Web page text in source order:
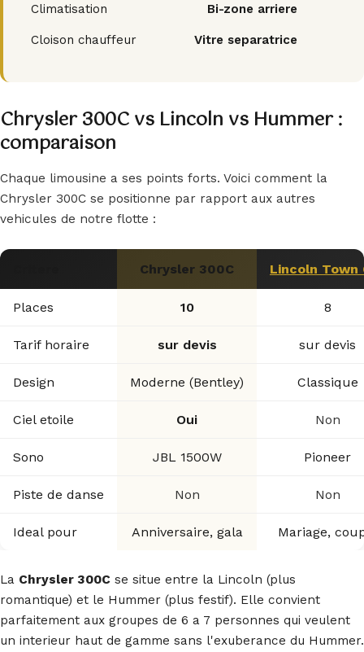
Climatisation Bi-zone arriere
Cloison chauffeur Vitre separatrice
Chrysler 300C vs Lincoln vs Hummer :
comparaison
Chaque limousine a ses points forts. Voici comment la
Chrysler 300C se positionne par rapport aux autres
vehicules de notre flotte :
Chrysler 300C Lincoln Town
Places 10 8
Tarif horaire sur devis sur devis
Design Moderne (Bentley) Classique
Ciel etoile Oui Non
Sono JBL 1500W Pioneer
Piste de danse Non Non
Ideal pour Anniversaire, gala Mariage,
La Chrysler 300C se situe entre la Lincoln (plus
romantique) et le Hummer (plus festif). Elle convient
parfaitement aux groupes de 6 a 7 personnes qui veulent
un interieur haut de gamme sans l'exuberance du Hummer.